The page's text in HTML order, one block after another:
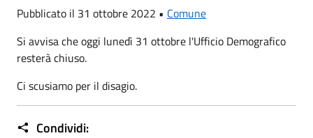
Pubblicato il 31 ottobre 2022 • Comune
Si avvisa che oggi lunedì 31 ottobre l'Ufficio Demografico
resterà chiuso.
Ci scusiamo per il disagio.
Condividi: